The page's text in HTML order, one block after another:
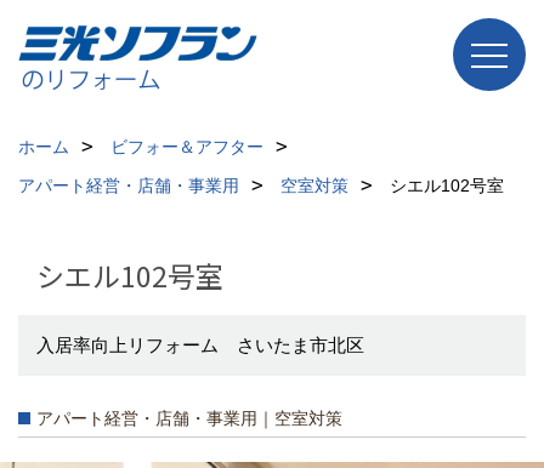
ホーム
ビフォー＆アフター
アパート経営・店舗・事業用
空室対策 シエル102号室
シエル102号室
入居率向上リフォーム さいたま市北区
アパート経営・店舗・事業用｜空室対策